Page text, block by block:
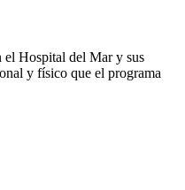
el Hospital del Mar y sus
y físico que el programa